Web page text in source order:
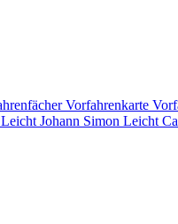
Vorfahrenkarte
Leicht Johann Simon Leicht